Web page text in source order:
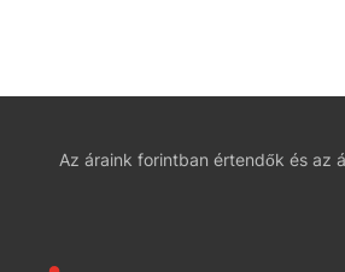
Az áraink forintban értendők és az